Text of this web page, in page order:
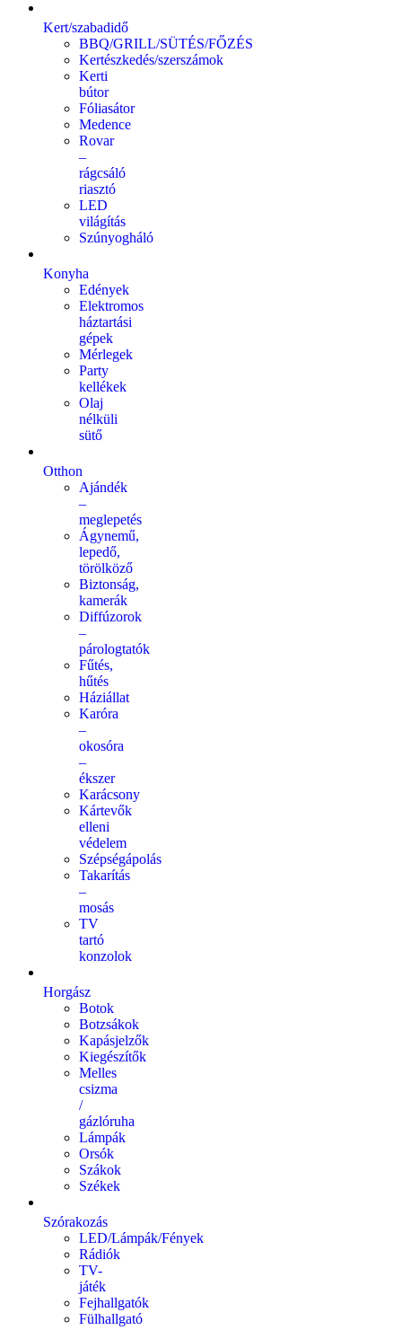
Kert/szabadidő
BBQ/GRILL/SÜTÉS/FŐZÉS
Kertészkedés/szerszámok
Kerti
bútor
Fóliasátor
Medence
Rovar
–
rágcsáló
riasztó
LED
világítás
Szúnyogháló
Konyha
Edények
Elektromos
háztartási
gépek
Mérlegek
Party
kellékek
Olaj
nélküli
sütő
Otthon
Ajándék
–
meglepetés
Ágynemű,
lepedő,
törölköző
Biztonság,
kamerák
Diffúzorok
–
párologtatók
Fűtés,
hűtés
Háziállat
Karóra
–
okosóra
–
ékszer
Karácsony
Kártevők
elleni
védelem
Szépségápolás
Takarítás
–
mosás
TV
tartó
konzolok
Horgász
Botok
Botzsákok
Kapásjelzők
Kiegészítők
Melles
csizma
/
gázlóruha
Lámpák
Orsók
Szákok
Székek
Szórakozás
LED/Lámpák/Fények
Rádiók
TV-
játék
Fejhallgatók
Fülhallgató